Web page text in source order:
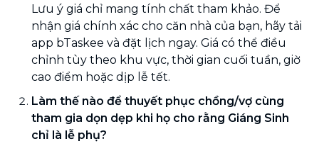
Lưu ý giá chỉ mang tính chất tham khảo. Để
nhận giá chính xác cho căn nhà của bạn, hãy tải
app bTaskee và đặt lịch ngay. Giá có thể điều
chỉnh tùy theo khu vực, thời gian cuối tuần, giờ
cao điểm hoặc dịp lễ tết.
Làm thế nào để thuyết phục chồng/vợ cùng
tham gia dọn dẹp khi họ cho rằng Giáng Sinh
chỉ là lễ phụ?